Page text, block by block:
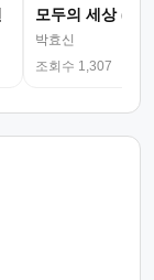
모두의 세상 (뮤
박효신
조회수 1,307